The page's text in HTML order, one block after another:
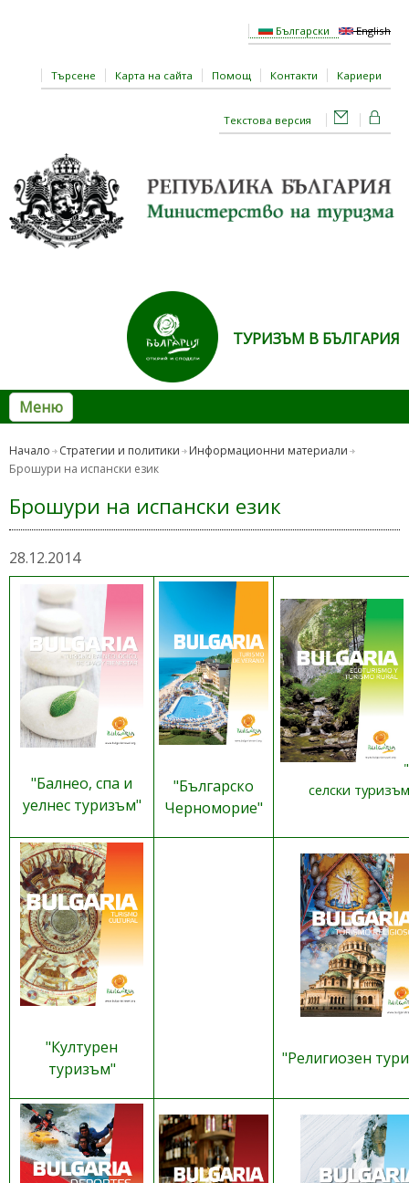
Български English
Търсене Карта на сайта Помощ Контакти Кариери
Текстова версия
ТУРИЗЪМ В БЪЛГАРИЯ
Меню
Начало Стратегии и политики
Информационни материали
Брошури на испански език
Брошури на испански език
28.12.2014
"Балнео, спа и
уелнес туризъм"
"Българско
Черноморие"
селски
"Културен
туризъм"
"Религиозен